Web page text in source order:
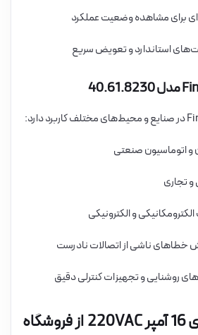
برای مشاهده وضعیت عملکرد
استاندارد و تعویض سریع
و اتوماسیون صنعتی
و تجاری
و الکترونیکی
خطاهای ناشی از اتصالات نادرست
روشنایی و تجهیزات کنترلی دقیق
خرید رله شیشه‌ای 16 آمپر 220VAC از فروشگاه